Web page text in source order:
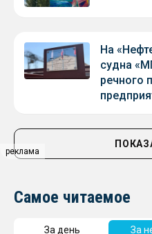
реклама
На
судна
речного
Самое читаемое
За день За